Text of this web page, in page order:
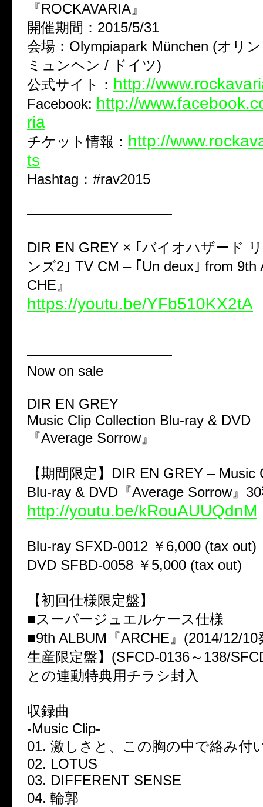
『ROCKAVARIA』
開催期間：2015/5/31
会場：Olympiapark München (オリ
ミュンヘン / ドイツ)
公式サイト： http://
Facebook: http://
ria
チケット情報： http://
ts
Hashtag：#rav2015
——————————-
DIR EN GREY × ｢バイオハザード
ンズ2｣ TV CM – ｢Un deux｣ from 9th
CHE』
https://youtu.be/YFb510KX2tA
——————————-
Now on sale
DIR EN GREY
Music Clip Collection Blu-ray & DVD
『Average Sorrow』
【期間限定】DIR EN GREY – Music
Blu-ray & DVD『Average Sorrow』
http://youtu.be/kRouAUUQdnM
Blu-ray SFXD-0012 ￥6,000 (tax out)
DVD SFBD-0058 ￥5,000 (tax out)
【初回仕様限定盤】
■スーパージュエルケース仕様
■9th ALBUM『ARCHE』(2014/12/
生産限定盤】(SFCD-0136～138/
との連動特典用チラシ封入
収録曲
-Music Clip-
01. 激しさと、この胸の中で絡み付
02. LOTUS
03. DIFFERENT SENSE
04. 輪郭